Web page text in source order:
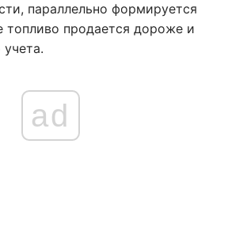
параллельно формируется
топливо продается дороже и
ad